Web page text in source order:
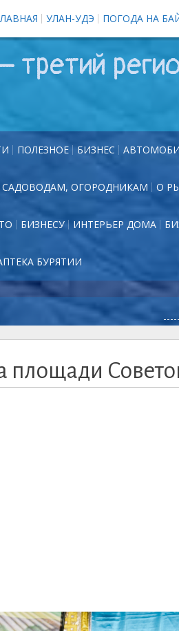
УЛАН-УДЭ ПОГОДА НА
третий
ПОЛЕЗНОЕ БИЗНЕС
САДОВОДАМ, ОГОРОДНИКАМ О
БИЗНЕСУ ИНТЕРЬЕР ДОМА
БУРЯТИИ
площади